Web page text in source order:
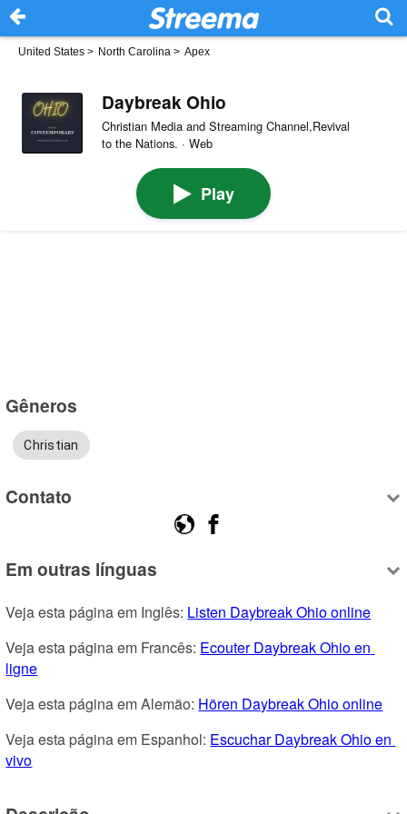
United States > North Carolina > Apex
Daybreak Ohio
Christian Media and Streaming Channel,Revival
to the Nations. · Web
Play
Gêneros
Christian
Contato
Em outras línguas
Veja esta página em Inglês: Listen Daybreak Ohio online
Veja esta página em Francês: Ecouter Daybreak Ohio en
ligne
Veja esta página em Alemão: Hören Daybreak Ohio online
Veja esta página em Espanhol: Escuchar Daybreak Ohio en
vivo